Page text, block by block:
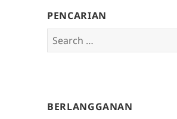
PENCARIAN
Search
for:
BERLANGGANAN